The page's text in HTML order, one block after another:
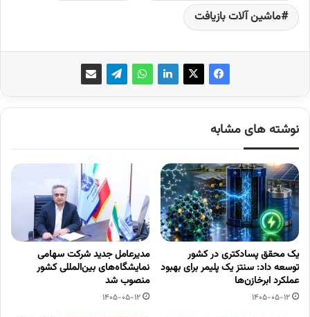
ماشین آلات بازیافت
نوشته های مشابه
یک محقق پسادکتری در کشور
توسعه داد: سنتز یک پلیمر برای بهبود
عملکرد ابرخازن‌ها
1405-05-12
مدیرعامل جدید شرکت سهامی
نمایشگاه‌های بین‌المللی کشور
منصوب شد
1405-05-12